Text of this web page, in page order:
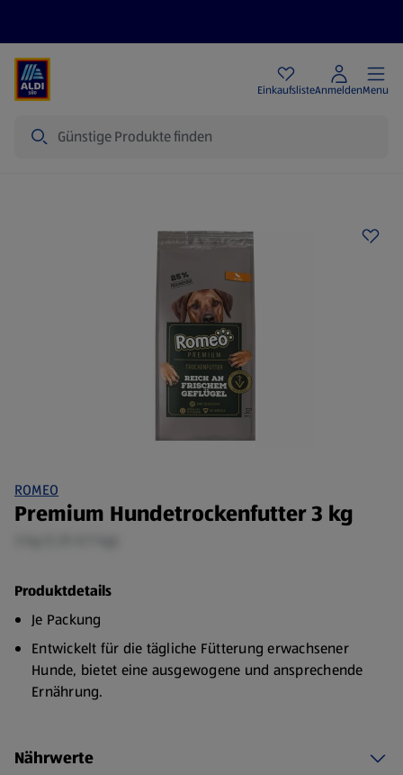
EinkaufslisteAnmeldenMenu
ROMEO
Premium Hundetrockenfutter 3 kg
Produktdetails
Je Packung
Entwickelt für die tägliche Fütterung erwachsener
Hunde, bietet eine ausgewogene und ansprechende
Ernährung.
Portion ist reich an Proteinen, Vitaminen und
Nährwerte